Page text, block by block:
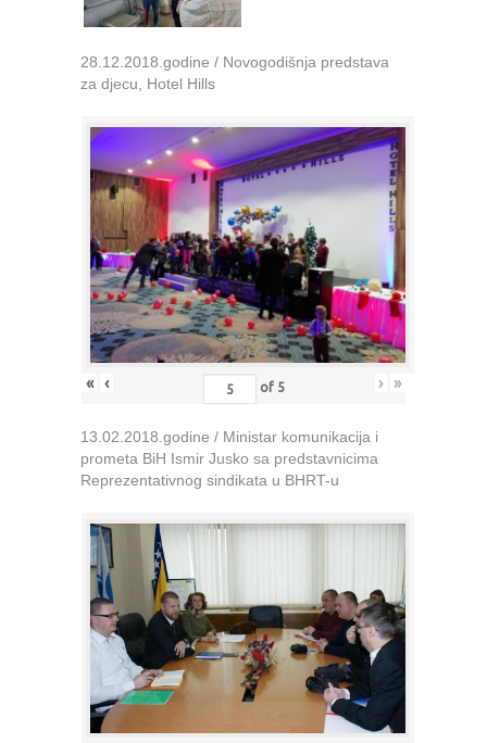
28.12.2018.godine / Novogodišnja predstava
za djecu, Hotel Hills
« ‹ of 5 › »
13.02.2018.godine / Ministar komunikacija i
prometa BiH Ismir Jusko sa predstavnicima
Reprezentativnog sindikata u BHRT-u